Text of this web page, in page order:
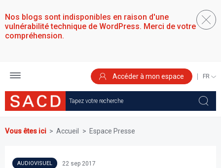
au
contenu
principal
Nos blogs sont indisponibles en raison d'une
vulnérabilité technique de WordPress. Merci de votre
compréhension.
Accéder à mon espace
YOUR
Vous êtes ici Accueil Espace Presse
AUDIOVISUEL 22 sep 2017